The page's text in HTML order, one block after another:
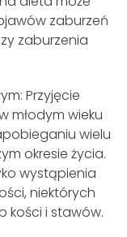
zaburzeń
zaburzenia
Przyjęcie
młodym wieku
wielu
okresie życia.
wystąpienia
niektórych
kości i stawów.